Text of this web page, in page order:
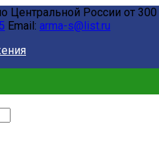
Центральной России от
Email: arma-s@list.ru